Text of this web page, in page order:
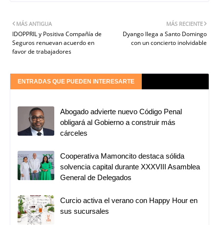
MÁS RECIENTE
Dyango llega a Santo Domingo
con un concierto inolvidable
MÁS ANTIGUA
IDOPPRIL y Positiva Compañía de
Seguros renuevan acuerdo en
favor de trabajadores
ENTRADAS QUE PUEDEN INTERESARTE
Abogado advierte nuevo Código Penal
obligará al Gobierno a construir más
cárceles
Cooperativa Mamoncito destaca sólida
solvencia capital durante XXXVIII Asamblea
General de Delegados
Curcio activa el verano con Happy Hour en
sus sucursales